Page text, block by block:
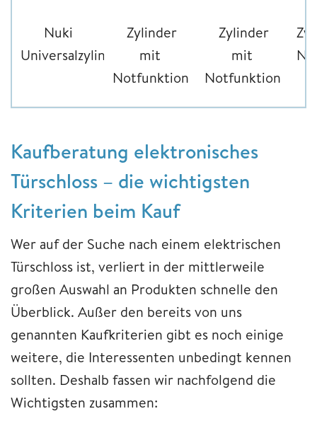
Nuki
Universalzylinder
Zylinder
mit
Notfunktion
Zylinder
mit
Notfunktion
Kaufberatung elektronisches
Türschloss – die wichtigsten
Kriterien beim Kauf
Wer auf der Suche nach einem elektrischen
Türschloss ist, verliert in der mittlerweile
großen Auswahl an Produkten schnelle den
Überblick. Außer den bereits von uns
genannten Kaufkriterien gibt es noch einige
weitere, die Interessenten unbedingt kennen
sollten. Deshalb fassen wir nachfolgend die
Wichtigsten zusammen: